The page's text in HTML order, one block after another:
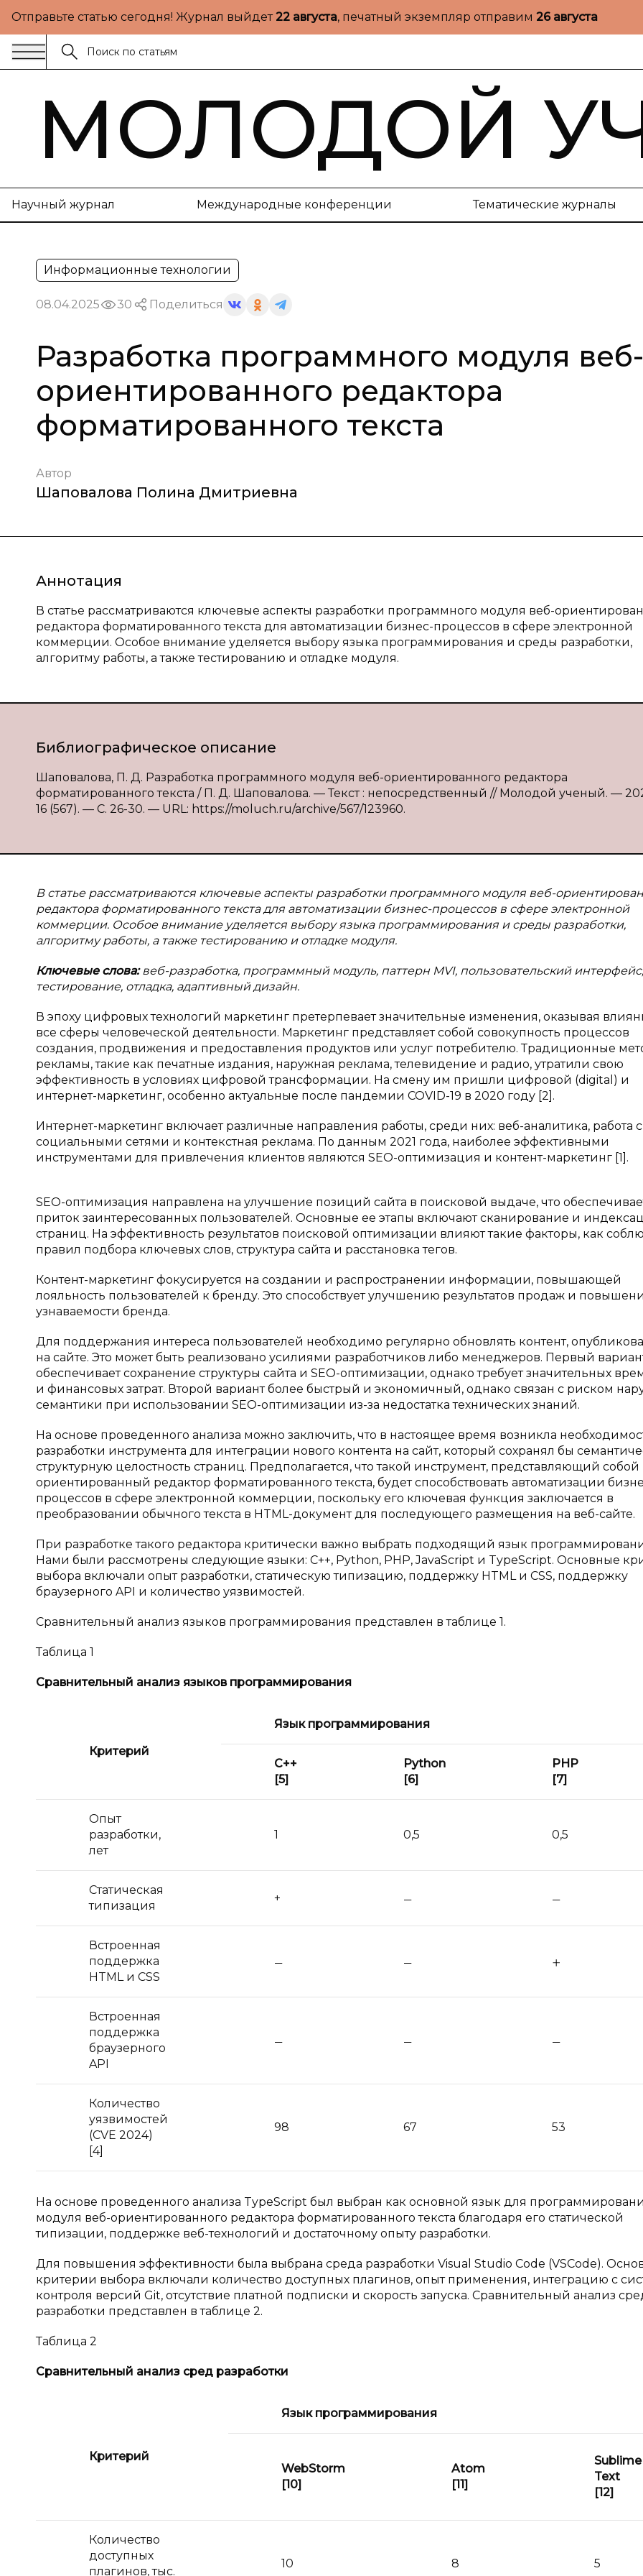
Отправьте статью сегодня! Журнал выйдет22 августа, печатный экземпляр отправим 26 августа
МОЛОДОЙ
Научный журнал Международные конференции Тематические журналы
Информационные технологии
08.04.2025 30 Поделиться
Разработка программного модуля веб-
ориентированного редактора
форматированного текста
Автор
Шаповалова Полина Дмитриевна
Аннотация
В статье рассматриваются ключевые аспекты разработки программного модуля веб-
редактора форматированного текста для автоматизации бизнес-процессов в сфере электронной
коммерции. Особое внимание уделяется выбору языка программирования и среды разработки,
алгоритму работы, а также тестированию и отладке модуля.
Библиографическое описание
Шаповалова, П. Д. Разработка программного модуля веб-ориентированного редактора
форматированного текста / П. Д. Шаповалова. — Текст : непосредственный // Молодой ученый. —
16 (567). — С. 26-30. — URL: https://moluch.ru/archive/567/123960.
В статье рассматриваются ключевые аспекты разработки программного модуля веб-
редактора форматированного текста для автоматизации бизнес-процессов в сфере электронной
коммерции. Особое внимание уделяется выбору языка программирования и среды разработки,
алгоритму работы, а также тестированию и отладке модуля.
Ключевые слова:веб-разработка, программный модуль, паттерн MVI, пользовательский интерфейс,
тестирование, отладка, адаптивный дизайн.
В эпоху цифровых технологий маркетинг претерпевает значительные изменения, оказывая
все сферы человеческой деятельности. Маркетинг представляет собой совокупность процессов
создания, продвижения и предоставления продуктов или услуг потребителю. Традиционные
рекламы, такие как печатные издания, наружная реклама, телевидение и радио, утратили свою
эффективность в условиях цифровой трансформации. На смену им пришли цифровой (digital) и
интернет-маркетинг, особенно актуальные после пандемии COVID-19 в 2020 году [2].
Интернет-маркетинг включает различные направления работы, среди них: веб-аналитика, работа с
социальными сетями и контекстная реклама. По данным 2021 года, наиболее эффективными
инструментами для привлечения клиентов являются SEO-оптимизация и контент-маркетинг [1].
SEO-оптимизация направлена на улучшение позиций сайта в поисковой выдаче, что
приток заинтересованных пользователей. Основные ее этапы включают сканирование и
страниц. На эффективность результатов поисковой оптимизации влияют такие факторы, как
правил подбора ключевых слов, структура сайта и расстановка тегов.
Контент-маркетинг фокусируется на создании и распространении информации, повышающей
лояльность пользователей к бренду. Это способствует улучшению результатов продаж и
узнаваемости бренда.
Для поддержания интереса пользователей необходимо регулярно обновлять контент,
на сайте. Это может быть реализовано усилиями разработчиков либо менеджеров. Первый
обеспечивает сохранение структуры сайта и SEO-оптимизации, однако требует значительных
и финансовых затрат. Второй вариант более быстрый и экономичный, однако связан с риском
семантики при использовании SEO-оптимизации из-за недостатка технических знаний.
На основе проведенного анализа можно заключить, что в настоящее время возникла
разработки инструмента для интеграции нового контента на сайт, который сохранял бы
структурную целостность страниц. Предполагается, что такой инструмент, представляющий собой
ориентированный редактор форматированного текста, будет способствовать автоматизации
процессов в сфере электронной коммерции, поскольку его ключевая функция заключается в
преобразовании обычного текста в HTML-документ для последующего размещения на веб-сайте.
При разработке такого редактора критически важно выбрать подходящий язык
Нами были рассмотрены следующие языки: C++, Python, PHP, JavaScript и TypeScript. Основные
выбора включали опыт разработки, статическую типизацию, поддержку HTML и CSS, поддержку
браузерного API и количество уязвимостей.
Сравнительный анализ языков программирования представлен в таблице 1.
Таблица 1
Сравнительный анализ языков программирования
Критерий
Язык программирования
С++
[5]
Python
[6]
PHP
[7]
Опыт
разработки,
лет
1 0,5 0,5
Статическая
типизация
+
Встроенная
поддержка
HTML и CSS
Встроенная
поддержка
браузерного
API
Количество
уязвимостей
(CVE 2024)
[4]
98 67 53
На основе проведенного анализа TypeScript был выбран как основной язык для
модуля веб-ориентированного редактора форматированного текста благодаря его статической
типизации, поддержке веб-технологий и достаточному опыту разработки.
Для повышения эффективности была выбрана среда разработки Visual Studio Code (VSCode).
критерии выбора включали количество доступных плагинов, опыт применения, интеграцию с
контроля версий Git, отсутствие платной подписки и скорость запуска. Сравнительный анализ
разработки представлен в таблице 2.
Таблица 2
Сравнительный анализ сред разработки
Критерий
Язык программирования
WebStorm
[10]
Atom
[11]
Sublime
Text
[12]
Количество
доступных
плагинов, тыс.
10 8 5